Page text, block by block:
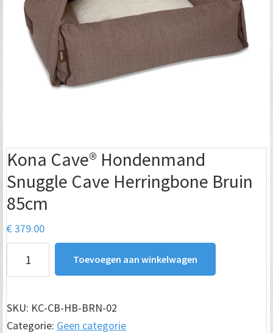
Kona Cave® Hondenmand
Snuggle Cave Herringbone Bruin
85cm
€379.00
Cave®
Snuggle
Cave
Toevoegen aan winkelwagen
SKU: KC-CB-HB-BRN-02
Categorie: Geen categorie